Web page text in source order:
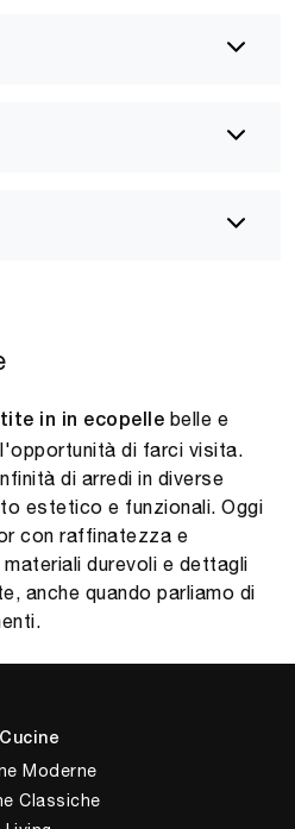
in in ecopelle belle e
di farci visita.
di arredi in diverse
estetico e funzionali. Oggi
con raffinatezza e
durevoli e dettagli
anche quando parliamo di
Cucine
Moderne
Classiche